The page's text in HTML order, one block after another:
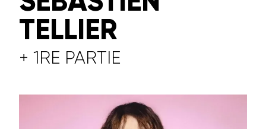
TELLIER
+ 1RE PARTIE